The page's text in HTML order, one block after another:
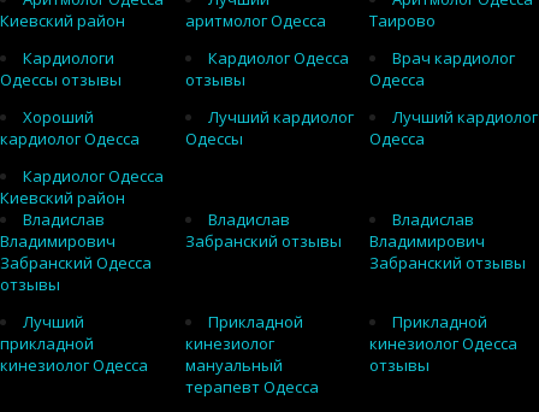
Киевский район
аритмолог Одесса
Таирово
Кардиологи
Одессы отзывы
Кардиолог Одесса
отзывы
Врач кардиолог
Одесса
Хороший
кардиолог Одесса
Лучший кардиолог
Одессы
Лучший кардиолог
Одесса
Кардиолог Одесса
Киевский район
Владислав
Владимирович
Забранский Одесса
отзывы
Владислав
Забранский отзывы
Владислав
Владимирович
Забранский отзывы
Лучший
прикладной
кинезиолог Одесса
Прикладной
кинезиолог
мануальный
терапевт Одесса
Прикладной
кинезиолог Одесса
отзывы